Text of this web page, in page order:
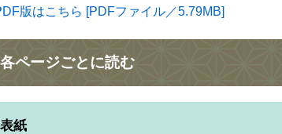
版はこちら [PDFファイル／5.79MB]
各ページごとに読む
表紙